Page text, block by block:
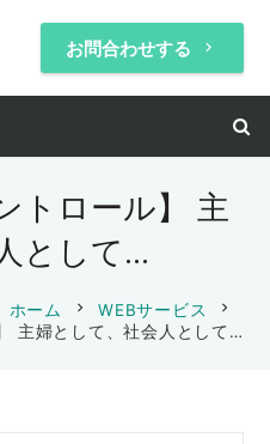
お問合わせする keyboard_arrow_right
トロール】 主
として…
ホーム chevron_right WEBサービス chevron_right
主婦として、社会人として…